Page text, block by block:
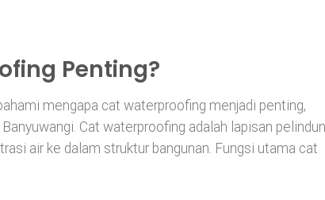
Penting?
mengapa cat waterproofing menjadi penting,
Cat waterproofing adalah lapisan
air ke dalam struktur bangunan. Fungsi utama cat